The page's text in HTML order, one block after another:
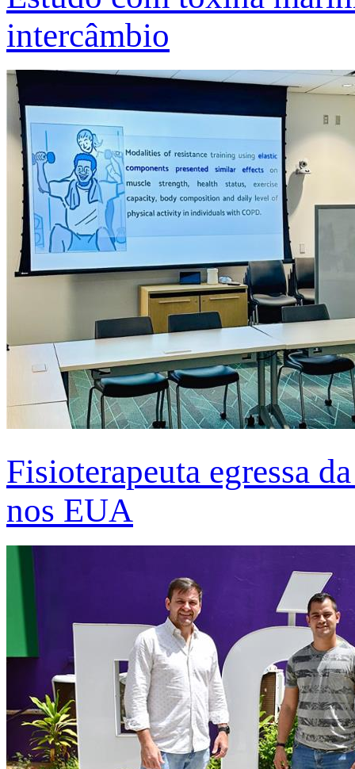
intercâmbio
Fisioterapeuta egressa
nos EUA